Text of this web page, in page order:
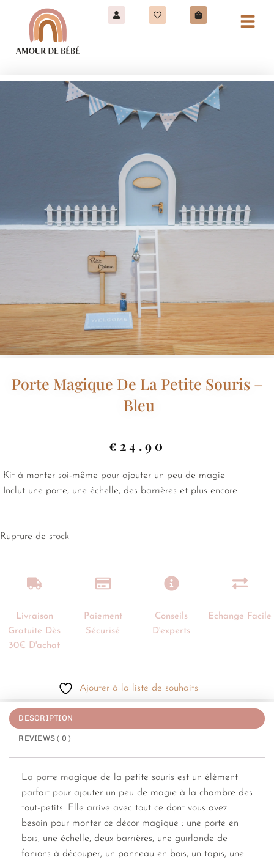
Porte Magique De La Petite Souris –
Bleu
€ 24.90
Kit à monter soi-même pour ajouter un peu de magie
Inclut une porte, une échelle, des barrières et plus encore
Rupture de stock
Livraison
Gratuite Dès
30€ D'achat
Paiement
Sécurisé
Conseils
D'experts
Echange Facile
Ajouter à la liste de souhaits
DESCRIPTION
REVIEWS ( 0 )
La porte magique de la petite souris est un élément
parfait pour ajouter un peu de magie à la chambre des
tout-petits. Elle arrive avec tout ce dont vous avez
besoin pour monter ce décor magique : une porte en
bois, une échelle, deux barrières, une guirlande de
fanions à découper, un panneau en bois, un tapis, une